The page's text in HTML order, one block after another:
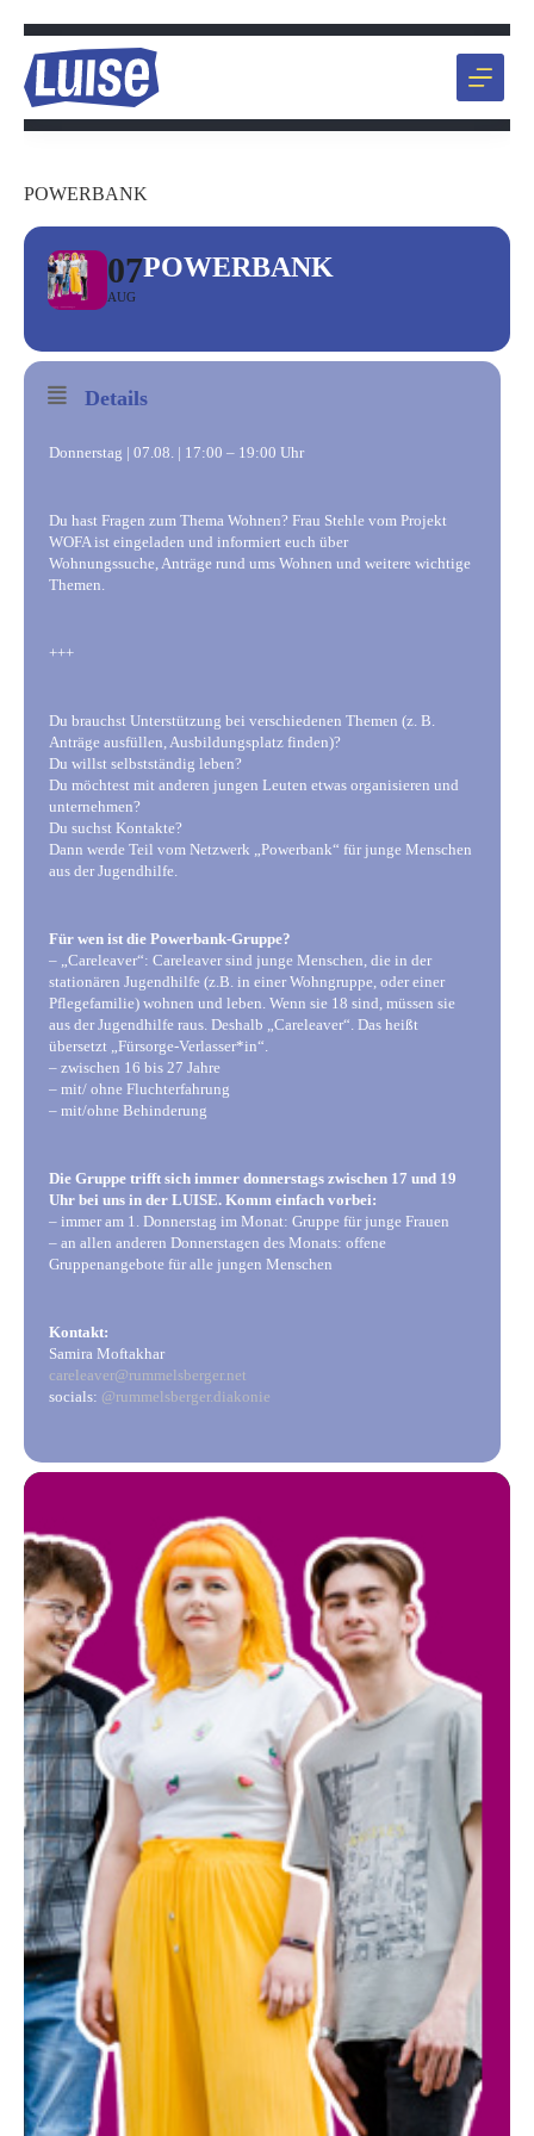
Zum
Inhalt
springen
POWERBANK
07
AUG
POWERBANK
Details
Donnerstag | 07.08. | 17:00 – 19:00 Uhr
Du hast Fragen zum Thema Wohnen? Frau Stehle vom Projekt
WOFA ist eingeladen und informiert euch über
Wohnungssuche, Anträge rund ums Wohnen und weitere wichtige
Themen.
+++
Du brauchst Unterstützung bei verschiedenen Themen (z. B.
Anträge ausfüllen, Ausbildungsplatz finden)?
Du willst selbstständig leben?
Du möchtest mit anderen jungen Leuten etwas organisieren und
unternehmen?
Du suchst Kontakte?
Dann werde Teil vom Netzwerk „Powerbank“ für junge Menschen
aus der Jugendhilfe.
Für wen ist die Powerbank-Gruppe?
– „Careleaver“: Careleaver sind junge Menschen, die in der
stationären Jugendhilfe (z.B. in einer Wohngruppe, oder einer
Pflegefamilie) wohnen und leben. Wenn sie 18 sind, müssen sie
aus der Jugendhilfe raus. Deshalb „Careleaver“. Das heißt
übersetzt „Fürsorge-Verlasser*in“.
– zwischen 16 bis 27 Jahre
– mit/ ohne Fluchterfahrung
– mit/ohne Behinderung
Die Gruppe trifft sich immer donnerstags zwischen 17 und 19
Uhr bei uns in der LUISE. Komm einfach vorbei:
– immer am 1. Donnerstag im Monat: Gruppe für junge Frauen
– an allen anderen Donnerstagen des Monats: offene
Gruppenangebote für alle jungen Menschen
Kontakt:
Samira Moftakhar
careleaver@rummelsberger.net
socials: @rummelsberger.diakonie